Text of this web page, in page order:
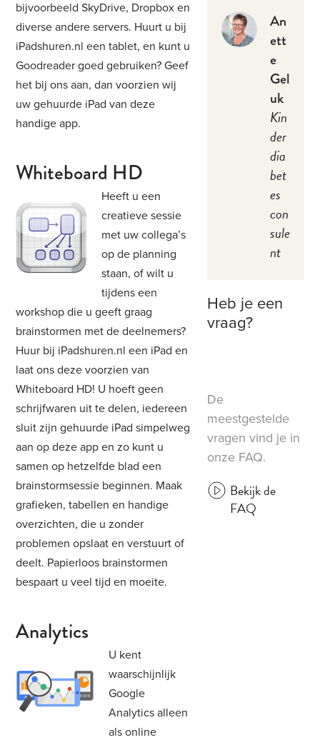
bijvoorbeeld SkyDrive, Dropbox en
diverse andere servers. Huurt u bij
iPadshuren.nl een tablet, en kunt u
Goodreader goed gebruiken? Geef
het bij ons aan, dan voorzien wij
uw gehuurde iPad van deze
handige app.
Whiteboard HD
Heeft u een
creatieve sessie
met uw collega’s
op de planning
staan, of wilt u
tijdens een
workshop die u geeft graag
brainstormen met de deelnemers?
Huur bij iPadshuren.nl een iPad en
laat ons deze voorzien van
Whiteboard HD! U hoeft geen
schrijfwaren uit te delen, iedereen
sluit zijn gehuurde iPad simpelweg
aan op deze app en zo kunt u
samen op hetzelfde blad een
brainstormsessie beginnen. Maak
grafieken, tabellen en handige
overzichten, die u zonder
problemen opslaat en verstuurt of
deelt. Papierloos brainstormen
bespaart u veel tijd en moeite.
Analytics
U kent
waarschijnlijk
Google
Analytics alleen
als online
An
ett
e
Gel
uk
Kin
der
dia
bet
es
con
sule
nt
Heb je een
vraag?
De
meestgestelde
vragen vind je in
onze FAQ.
Bekijk de
FAQ